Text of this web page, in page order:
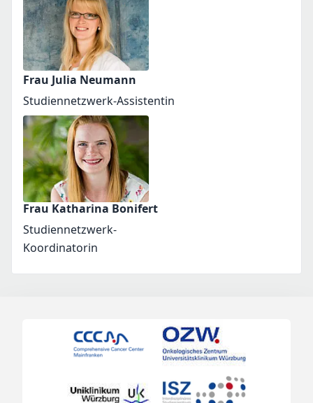
Frau Julia Neumann
Studiennetzwerk-Assistentin
Frau Katharina Bonifert
Studiennetzwerk-
Koordinatorin